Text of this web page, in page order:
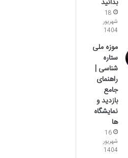
بدانید
18
شهریور
1404
موزه ملی
ستاره
شناسی |
راهنمای
جامع
بازدید و
نمایشگاه
ها
16
شهریور
1404